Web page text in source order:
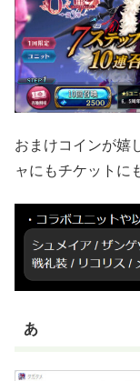
おまけコインが嬉
ャにもチケットに
あ